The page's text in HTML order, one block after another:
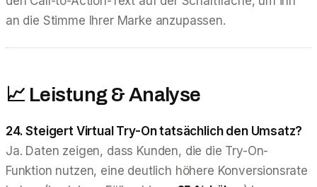
an die Stimme Ihrer Marke anzupassen.
📈 Leistung & Analyse
24. Steigert Virtual Try-On tatsächlich den Umsatz?
Ja. Daten zeigen, dass Kunden, die die Try-On-
Funktion nutzen, eine deutlich höhere Konversionsrate